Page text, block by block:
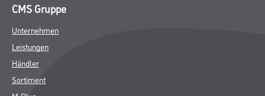
CMS Gruppe
Unternehmen
Leistungen
Händler
Sortiment